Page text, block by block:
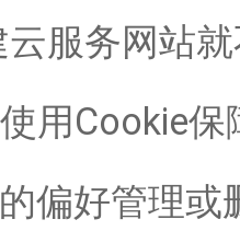
服务网站
用Cookie
偏好管理